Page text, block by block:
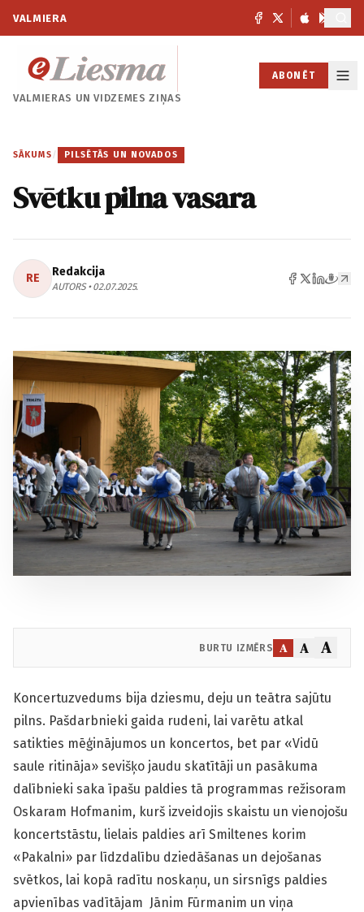
VALMIERA
VALMIERAS UNVIDZEMES ZIŅAS
ABONĒT
SĀKUMS / PILSĒTĀS UN NOVADOS
Svētku pilna vasara
RE Redakcija
AUTORS • 02.07.2025.
BURTU IZMĒRS A A A
Koncertuzvedums bija dziesmu, deju un teātra sajūtu
pilns. Pašdarbnieki gaida rudeni, lai varētu atkal
satikties mēģinājumos un koncertos, bet par «Vidū
saule ritināja» sevišķo jaudu skatītāji un pasākuma
dalībnieki saka īpašu paldies tā programmas režisoram
Oskaram Hofmanim, kurš izveidojis skaistu un vienojošu
koncertstāstu, lielais paldies arī Smiltenes korim
«Pakalni» par līdzdalību dziedāšanas un dejošanas
svētkos, lai kopā radītu noskaņu, un sirsnīgs paldies
apvienības vadītājam Jānim Fūrmanim un viņa